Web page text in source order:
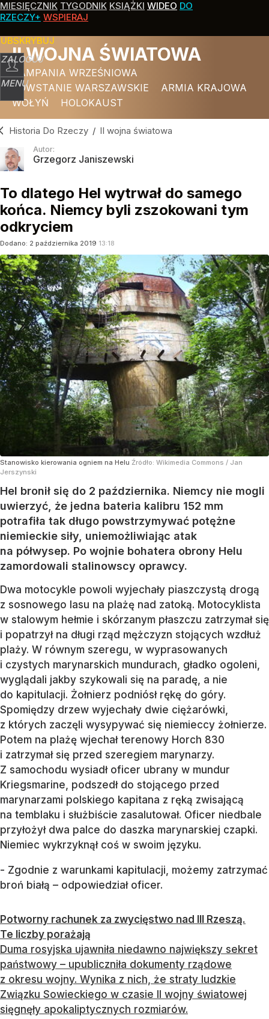
MIESIĘCZNIK TYGODNIK KSIĄŻKI WIDEO DO
RZECZY+ WSPIERAJ
ZALOGUJ
MENU
II WOJNA ŚWIATOWA
KAMPANIA WRZEŚNIOWA
POWSTANIE WARSZAWSKIE
ARMIA KRAJOWA
WOŁYŃ
HOLOKAUST
Historia Do Rzeczy / II wojna światowa
Autor:
Grzegorz Janiszewski
To dlatego Hel wytrwał do samego
końca. Niemcy byli zszokowani tym
odkryciem
Dodano: 2 października 2019 13:18
Stanowisko kierowania ogniem na Helu Źródło: Wikimedia Commons / Jan
Jerszynski
Hel bronił się do 2 października. Niemcy nie mogli
uwierzyć, że jedna bateria kalibru 152 mm
potrafiła tak długo powstrzymywać potężne
niemieckie siły, uniemożliwiając atak
na półwysep. Po wojnie bohatera obrony Helu
zamordowali stalinowscy oprawcy.
Dwa motocykle powoli wyjechały piaszczystą drogą
z sosnowego lasu na plażę nad zatoką. Motocyklista
w stalowym hełmie i skórzanym płaszczu zatrzymał się
i popatrzył na długi rząd mężczyzn stojących wzdłuż
plaży. W równym szeregu, w wyprasowanych
i czystych marynarskich mundurach, gładko ogoleni,
wyglądali jakby szykowali się na paradę, a nie
do kapitulacji. Żołnierz podniósł rękę do góry.
Spomiędzy drzew wyjechały dwie ciężarówki,
z których zaczęli wysypywać się niemieccy żołnierze.
Potem na plażę wjechał terenowy Horch 830
i zatrzymał się przed szeregiem marynarzy.
Z samochodu wysiadł oficer ubrany w mundur
Kriegsmarine, podszedł do stojącego przed
marynarzami polskiego kapitana z ręką zwisającą
na temblaku i służbiście zasalutował. Oficer niedbale
przyłożył dwa palce do daszka marynarskiej czapki.
Niemiec wykrzyknął coś w swoim języku.
- Zgodnie z warunkami kapitulacji, możemy zatrzymać
broń białą – odpowiedział oficer.
Potworny rachunek za zwycięstwo nad III Rzeszą.
Te liczby porażają
Duma rosyjska ujawniła niedawno największy sekret
państwowy – upubliczniła dokumenty rządowe
z okresu wojny. Wynika z nich, że straty ludzkie
Związku Sowieckiego w czasie II wojny światowej
sięgnęły apokaliptycznych rozmiarów.